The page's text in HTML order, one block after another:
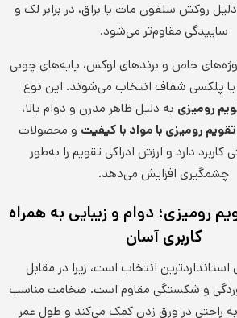
روکش سلفون مات یا براق، در برابر لک و
ساییدگی مقاوم‌تر می‌شود.
خاص و برندهای لوکس، پایه‌های چوبی
رومیزی به دلیل ظاهر مدرن و دوام بالا،
رومیزی با مواد با کیفیت و محصولات
کاربرد دارد و ارزش ادراکی تقویم را به‌طور
چشمگیری افزایش می‌دهد.
رومیزی؛ دوام و زیبایی به همراه
کاربری آسان
استانداردترین انتخاب است، زیرا در مقابل
و شکستگی مقاوم است. ضخامت مناسب
به راحتی در ورق زدن کمک می‌کند و طول عمر